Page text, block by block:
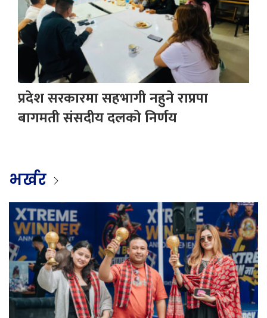
प्रदेश सरकारमा सहभागी नहुने राप्रपा
बागमती संसदीय दलको निर्णय
भर्खर